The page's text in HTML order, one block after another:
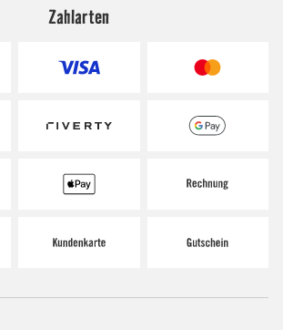
Zahlarten